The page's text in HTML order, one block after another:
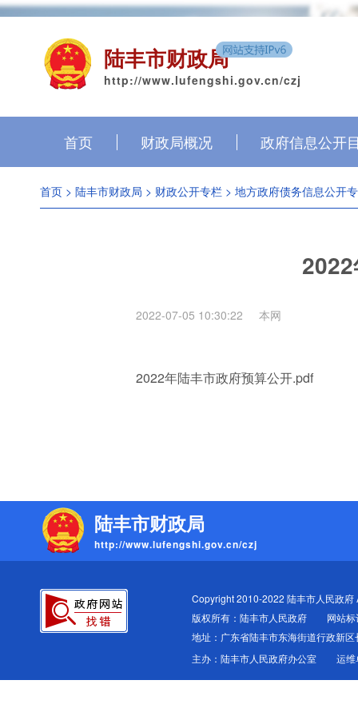
陆丰市财政局
http://www.lufengshi.gov.cn/czj
首页 财政局概况 政府信息公开
首页 > 陆丰市财政局 > 财政公开专栏 > 地方政府债务信息公开
2022-07-05 10:30:22 本网
2022年陆丰市政府预算公开.pdf
陆丰市财政局
http://www.lufengshi.gov.cn/czj
Copyright 2010-2022 陆丰市人民政
版权所有：陆丰市人民政府
网站
地址：广东省陆丰市东海街道行政新
主办：陆丰市人民政府办公室
运维